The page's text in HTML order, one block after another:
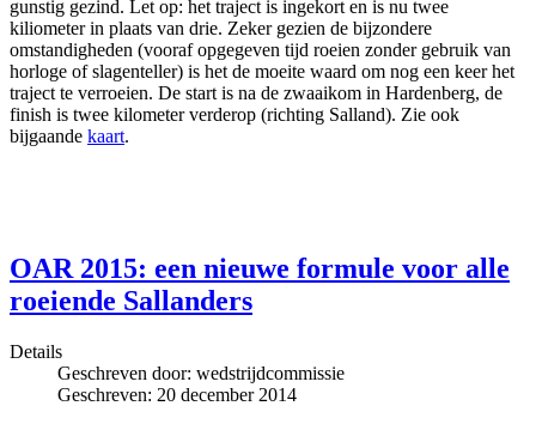
gunstig gezind. Let op: het traject is ingekort en is nu twee
kiliometer in plaats van drie. Zeker gezien de bijzondere
omstandigheden (vooraf opgegeven tijd roeien zonder gebruik van
horloge of slagenteller) is het de moeite waard om nog een keer het
traject te verroeien. De start is na de zwaaikom in Hardenberg, de
finish is twee kilometer verderop (richting Salland). Zie ook
bijgaande kaart.
OAR 2015: een nieuwe formule voor alle
roeiende Sallanders
Details
Geschreven door: wedstrijdcommissie
Geschreven: 20 december 2014